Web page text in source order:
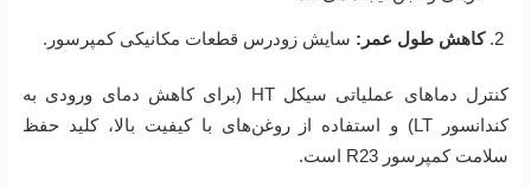
کاهش طول عمر: سایش زودرس قطعات مکانیکی کمپرسور.
کنترل دماهای عملیاتی سیکل HT (برای کاهش دمای ورودی به
کندانسور LT) و استفاده از روغن‌های با کیفیت بالا، کلید حفظ
سلامت کمپرسور R23 است.